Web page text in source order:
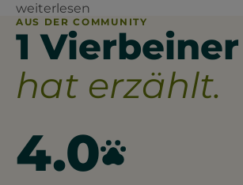
weiterlesen
AUS DER COMMUNITY
1 Vierbeiner
hat erzählt.
4.0